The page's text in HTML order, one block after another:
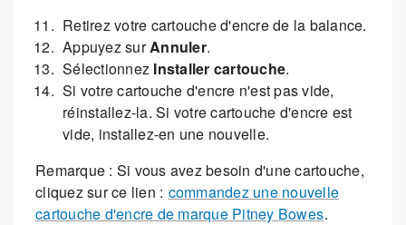
Retirez votre cartouche d'encre de la balance.
Appuyez surAnnuler.
Sélectionnez Installer cartouche.
Si votre cartouche d'encre n'est pas vide,
réinstallez-la. Si votre cartouche d'encre est
vide, installez-en une nouvelle.
Remarque : Si vous avez besoin d'une cartouche,
cliquez sur ce lien : commandez une nouvelle
cartouche d'encre de marque Pitney Bowes.